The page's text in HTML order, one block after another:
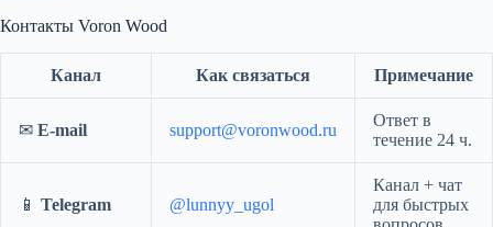
Контакты Voron Wood
Канал Как связаться Примечание
✉ E-mail support@voronwood.ru
Ответ в
течение 24 ч.
📱 Telegram @lunnyy_ugol
Канал + чат
для быстрых